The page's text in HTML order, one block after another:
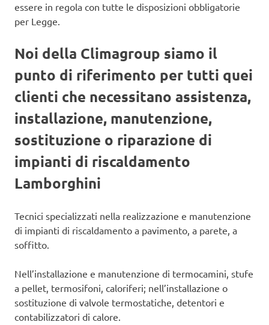
essere in regola con tutte le disposizioni obbligatorie
per Legge.
Noi della Climagroup siamo il
punto di riferimento per tutti quei
clienti che necessitano assistenza,
installazione, manutenzione,
sostituzione o riparazione di
impianti di riscaldamento
Lamborghini
Tecnici specializzati nella realizzazione e manutenzione
di impianti di riscaldamento a pavimento, a parete, a
soffitto.
Nell’installazione e manutenzione di termocamini, stufe
a pellet, termosifoni, caloriferi; nell’installazione o
sostituzione di valvole termostatiche, detentori e
contabilizzatori di calore.